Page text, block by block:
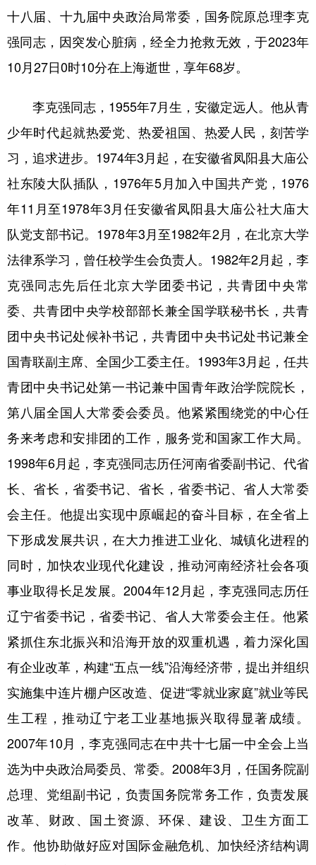
甘肃 青海 宁夏
新疆 内蒙古 黑龙江
Русский язык 日本語 한국어
Deutsch Português
十八届、十九届中央政治局常委，国务院原总理李克
强同志，因突发心脏病，经全力抢救无效，于2023年
10月27日0时10分在上海逝世，享年68岁。
李克强同志，1955年7月生，安徽定远人。他从青
少年时代起就热爱党、热爱祖国、热爱人民，刻苦学
习，追求进步。1974年3月起，在安徽省凤阳县大庙公
社东陵大队插队，1976年5月加入中国共产党，1976
年11月至1978年3月任安徽省凤阳县大庙公社大庙大
队党支部书记。1978年3月至1982年2月，在北京大学
法律系学习，曾任校学生会负责人。1982年2月起，李
克强同志先后任北京大学团委书记，共青团中央常
委、共青团中央学校部部长兼全国学联秘书长，共青
团中央书记处候补书记，共青团中央书记处书记兼全
国青联副主席、全国少工委主任。1993年3月起，任共
青团中央书记处第一书记兼中国青年政治学院院长，
第八届全国人大常委会委员。他紧紧围绕党的中心任
务来考虑和安排团的工作，服务党和国家工作大局。
1998年6月起，李克强同志历任河南省委副书记、代省
长、省长，省委书记、省长，省委书记、省人大常委
会主任。他提出实现中原崛起的奋斗目标，在全省上
下形成发展共识，在大力推进工业化、城镇化进程的
同时，加快农业现代化建设，推动河南经济社会各项
事业取得长足发展。2004年12月起，李克强同志历任
辽宁省委书记，省委书记、省人大常委会主任。他紧
紧抓住东北振兴和沿海开放的双重机遇，着力深化国
有企业改革，构建“五点一线”沿海经济带，提出并组织
实施集中连片棚户区改造、促进“零就业家庭”就业等民
生工程，推动辽宁老工业基地振兴取得显著成绩。
2007年10月，李克强同志在中共十七届一中全会上当
选为中央政治局委员、常委。2008年3月，任国务院副
总理、党组副书记，负责国务院常务工作，负责发展
改革、财政、国土资源、环保、建设、卫生方面工
作。他协助做好应对国际金融危机、加快经济结构调